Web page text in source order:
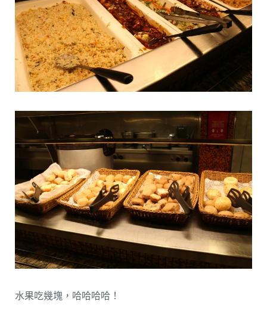
水果吃幾塊，哈哈哈哈！